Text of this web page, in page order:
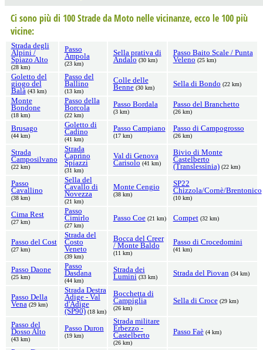
Ci sono più di 100 Strade da Moto nelle vicinanze, ecco le 100 più
vicine:
Strada degli
Alpini /
Spiazo Alto
(28 km)
Passo
Ampola
(23 km)
Sella prativa di
Andalo (30 km)
Passo Baito Scale / Punta
Veleno (25 km)
Goletto del
giogo del
Balà (43 km)
Passo del
Ballino
(13 km)
Colle delle
Benne (30 km) Sella di Bondo (22 km)
Monte
Bondone
(18 km)
Passo della
Borcola
(22 km)
Passo Bordala
(3 km)
Passo del Branchetto
(26 km)
Brusago
(44 km)
Goletto di
Cadino
(41 km)
Passo Campiano
(17 km)
Passo di Campogrosso
(26 km)
Strada
Camposilvano
(22 km)
Strada
Caprino
Spiazzi
(31 km)
Val di Genova
Carisolo (41 km)
Bivio di Monte
Castelberto
(Translessinia) (22 km)
Passo
Cavallino
(38 km)
Sella del
Cavallo di
Novezza
(21 km)
Monte Cengio
(38 km)
SP22
Chizzola/Cornè/Brentonico
(10 km)
Cima Rest
(27 km)
Passo
Cimirlo
(27 km)
Passo Coe (21 km) Compet (32 km)
Passo del Cost
(27 km)
Strada del
Costo
Veneto
(39 km)
Bocca del Creer
/ Monte Baldo
(11 km)
Passo di Crocedomini
(41 km)
Passo Daone
(25 km)
Passo
Dasdana
(44 km)
Strada dei
Lumini (33 km) Strada del Piovan (34 km)
Passo Della
Vena (29 km)
Strada Destra
Adige - Val
d'Adige
(SP90) (18 km)
Bocchetta di
Campiglia
(26 km)
Sella di Croce (29 km)
Passo del
Dosso Alto
(43 km)
Passo Duron
(19 km)
Strada militare
Erbezzo -
Castelberto
(26 km)
Passo Faè (4 km)